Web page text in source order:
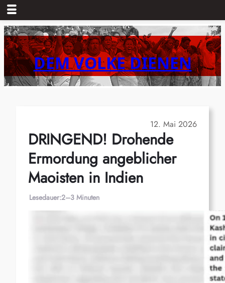
Zum
Inhalt
springenDEM VOLKE DIENEN
12. Mai 2026
DRINGEND! Drohende
Ermordung angeblicher
Maoisten in Indien
Lesedauer:2–3 Minuten